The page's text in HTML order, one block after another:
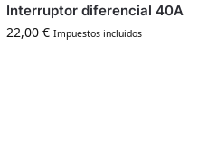
Interruptor diferencial 40A
22,00 € Impuestos incluidos